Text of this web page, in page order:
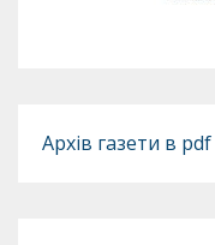
Архів газети в pdf